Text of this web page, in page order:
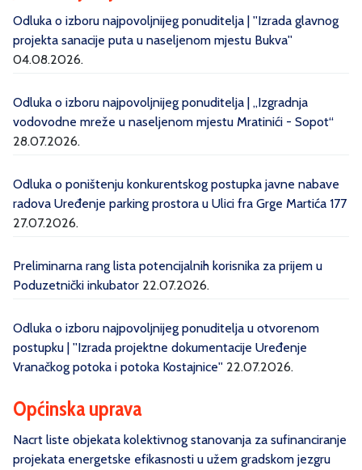
Odluka o izboru najpovoljnijeg ponuditelja | ''Izrada glavnog
projekta sanacije puta u naseljenom mjestu Bukva''
04.08.2026.
Odluka o izboru najpovoljnijeg ponuditelja | „Izgradnja
vodovodne mreže u naseljenom mjestu Mratinići - Sopot“
28.07.2026.
Odluka o poništenju konkurentskog postupka javne nabave
radova Uređenje parking prostora u Ulici fra Grge Martića 177
27.07.2026.
Preliminarna rang lista potencijalnih korisnika za prijem u
Poduzetnički inkubator 22.07.2026.
Odluka o izboru najpovoljnijeg ponuditelja u otvorenom
postupku | ''Izrada projektne dokumentacije Uređenje
Vranačkog potoka i potoka Kostajnice'' 22.07.2026.
Općinska uprava
Nacrt liste objekata kolektivnog stanovanja za sufinanciranje
projekata energetske efikasnosti u užem gradskom jezgru